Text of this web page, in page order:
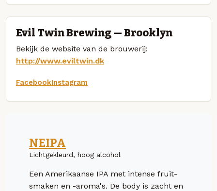
Evil Twin Brewing — Brooklyn
Bekijk de website van de brouwerij:
http://www.eviltwin.dk
FacebookInstagram
NEIPA
Lichtgekleurd, hoog alcohol
Een Amerikaanse IPA met intense fruit-
smaken en -aroma's. De body is zacht en